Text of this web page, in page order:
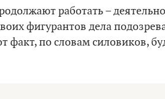
работать –
фигурантов дела
факт, по словам силовиков,